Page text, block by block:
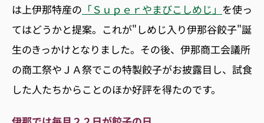
は上伊那特産の 「Ｓｕｐｅｒやまびこしめじ」 を使っ
てはどうかと提案。これが"しめじ入り伊那谷餃子"誕
生のきっかけとなりました。その後、伊那商工会議所
の商工祭やＪＡ祭でこの特製餃子がお披露目し、試食
した人たちからことのほか好評を得たのです。